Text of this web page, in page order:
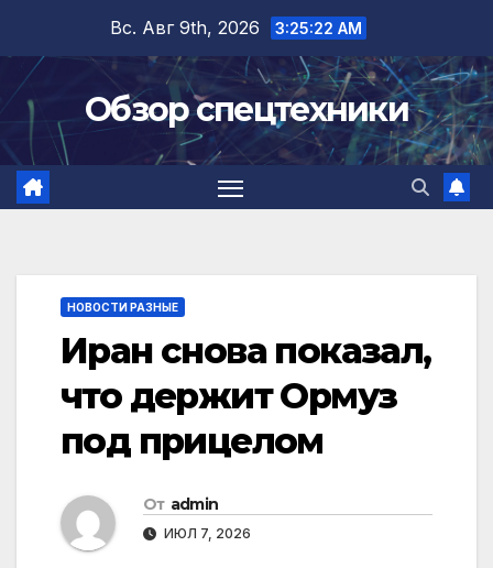
содержимому
Вс. Авг 9th, 2026 3:25:22 AM
Обзор спецтехники
НОВОСТИ РАЗНЫЕ
Иран снова показал,
что держит Ормуз
под прицелом
От admin
ИЮЛ 7, 2026